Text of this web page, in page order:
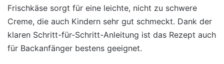
Frischkäse sorgt für eine leichte, nicht zu schwere
Creme, die auch Kindern sehr gut schmeckt. Dank der
klaren Schritt-für-Schritt-Anleitung ist das Rezept auch
für Backanfänger bestens geeignet.